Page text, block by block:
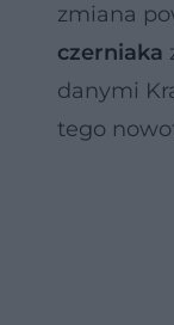
zmiana
czerniaka
danymi
tego